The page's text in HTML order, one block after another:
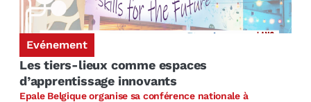
Evénement
Les tiers-lieux comme espaces
d’apprentissage innovants
Epale Belgique organise sa conférence nationale à